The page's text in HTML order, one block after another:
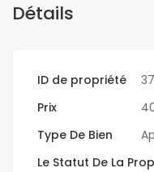
Détails
ID de propriété
Prix
Type De Bien
Le Statut De La